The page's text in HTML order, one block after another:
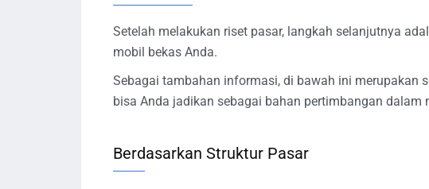
Setelah melakukan riset pasar, langkah selanjutnya
mobil bekas Anda.
Sebagai tambahan informasi, di bawah ini merupakan
bisa Anda jadikan sebagai bahan pertimbangan dalam
Berdasarkan Struktur Pasar